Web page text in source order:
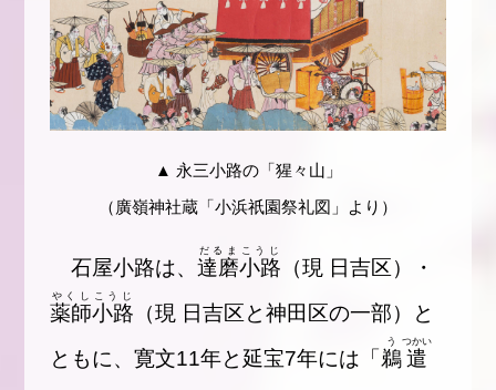
▲ 永三小路の「猩々山」
（廣嶺神社蔵「小浜祇園祭礼図」より）
石屋小路は、 達磨
だるま
小路
こうじ
（現 日吉区）・
薬師
やくし
小路
こうじ
（現 日吉区と神田区の一部）と
ともに、寛文11年と延宝7年には「 鵜
う
遣
つかい